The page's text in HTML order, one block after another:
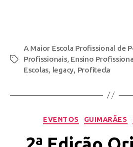
A Maior Escola Profissional de
Profissionais, Ensino
Escolas, legacy, Profitecla
EVENTOS GUIMARÃES